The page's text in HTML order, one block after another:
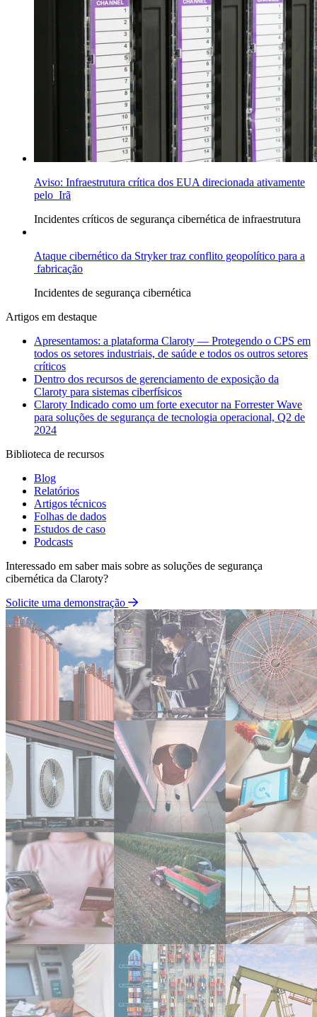
Aviso: Infraestrutura crítica dos EUA direcionada ativamente
pelo Irã
Incidentes críticos de segurança cibernética de infraestrutura
Ataque cibernético da Stryker traz conflito geopolítico para a
fabricação
Incidentes de segurança cibernética
Artigos em destaque
Apresentamos: a plataforma Claroty — Protegendo o CPS em
todos os setores industriais, de saúde e todos os outros setores
críticos
Dentro dos recursos de gerenciamento de exposição da
Claroty para sistemas ciberfísicos
Claroty Indicado como um forte executor na Forrester Wave
para soluções de segurança de tecnologia operacional, Q2 de
2024
Biblioteca de recursos
Blog
Relatórios
Artigos técnicos
Folhas de dados
Estudos de caso
Podcasts
Interessado em saber mais sobre as soluções de segurança
cibernética da Claroty?
Solicite uma demonstração